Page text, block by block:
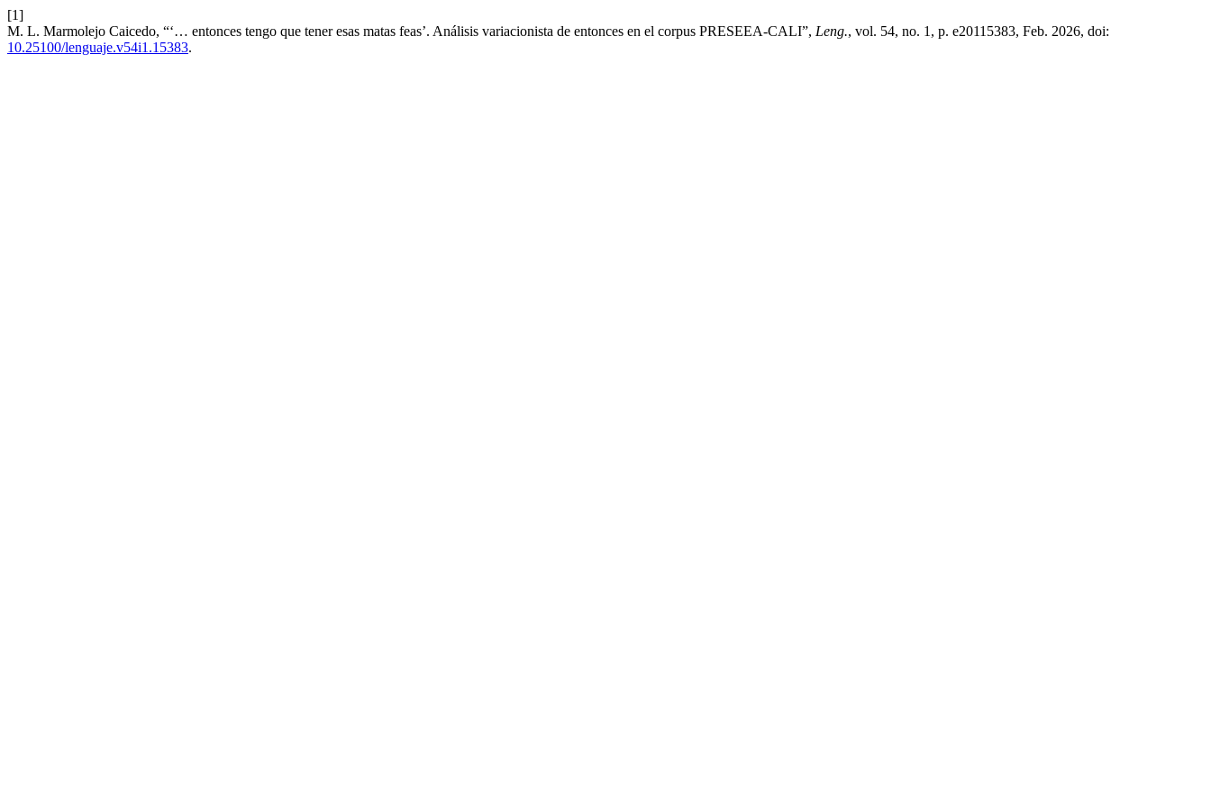
[1]
M. L. Marmolejo Caicedo, “‘… entonces tengo que tener esas matas feas’. Análisis variacionista de entonces en el corpus PRESEEA-CALI”, Leng., vol. 54, no. 1, p. e20115383, Feb. 2026, doi:
10.25100/lenguaje.v54i1.15383.